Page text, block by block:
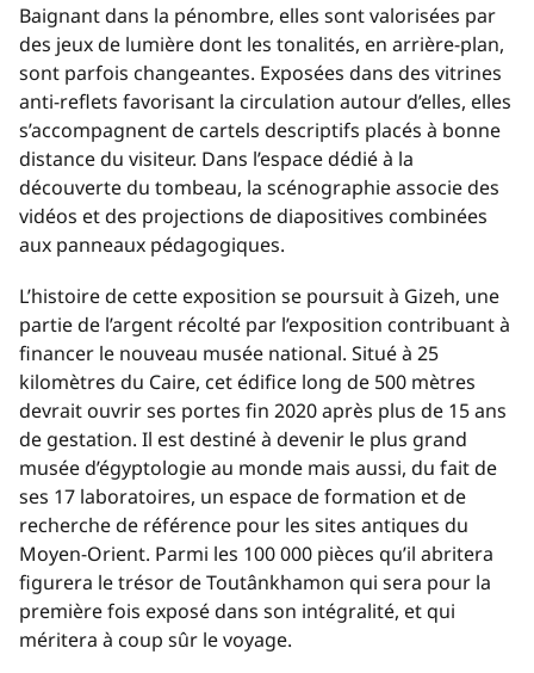
Baignant dans la pénombre, elles sont valorisées par
des jeux de lumière dont les tonalités, en arrière-plan,
sont parfois changeantes. Exposées dans des vitrines
anti-reflets favorisant la circulation autour d’elles, elles
s’accompagnent de cartels descriptifs placés à bonne
distance du visiteur. Dans l’espace dédié à la
découverte du tombeau, la scénographie associe des
vidéos et des projections de diapositives combinées
aux panneaux pédagogiques.
L’histoire de cette exposition se poursuit à Gizeh, une
partie de l’argent récolté par l’exposition contribuant à
financer le nouveau musée national. Situé à 25
kilomètres du Caire, cet édifice long de 500 mètres
devrait ouvrir ses portes fin 2020 après plus de 15 ans
de gestation. Il est destiné à devenir le plus grand
musée d’égyptologie au monde mais aussi, du fait de
ses 17 laboratoires, un espace de formation et de
recherche de référence pour les sites antiques du
Moyen-Orient. Parmi les 100 000 pièces qu’il abritera
figurera le trésor de Toutânkhamon qui sera pour la
première fois exposé dans son intégralité, et qui
méritera à coup sûr le voyage.